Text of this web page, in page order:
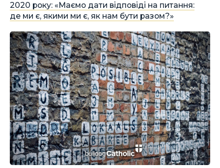
2020 року: «Маємо дати відповіді на питання:
де ми є, якими ми є, як нам бути разом?»